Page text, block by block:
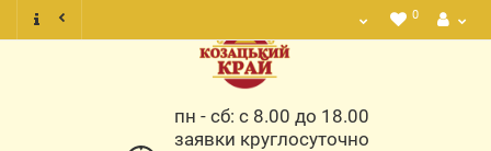
0
пн - сб: с 8.00 до 18.00
заявки круглосуточно